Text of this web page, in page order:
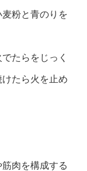
粉と青のりを
たらをじっく
たら火を止め
肉を構成する